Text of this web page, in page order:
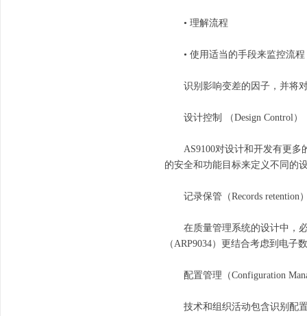
• 理解流程
• 使用适当的手段来监控流程
识别影响变差的因子，并将对
设计控制 （Design Control）
AS9100对设计和开发有更多的
的安全和功能目标来定义不同的
记录保管（Records retention
在质量管理系统的设计中，必
（ARP9034）更结合考虑到电
配置管理（Configuration
技术和组织活动包含识别配置